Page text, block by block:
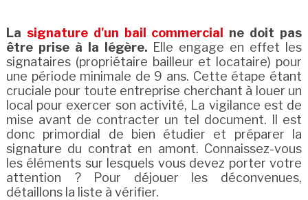
La signature d'un bail commercial
ne doit pas
être prise à la légère. Elle engage en effet les
signataires (propriétaire bailleur et locataire) pour
une période minimale de 9 ans. Cette étape étant
cruciale pour toute entreprise cherchant à louer un
local pour exercer son activité, La vigilance est de
mise avant de contracter un tel document. Il est
donc primordial de bien étudier et préparer la
signature du contrat en amont. Connaissez-vous
les éléments sur lesquels vous devez porter votre
attention ? Pour déjouer les déconvenues,
détaillons la liste à vérifier.